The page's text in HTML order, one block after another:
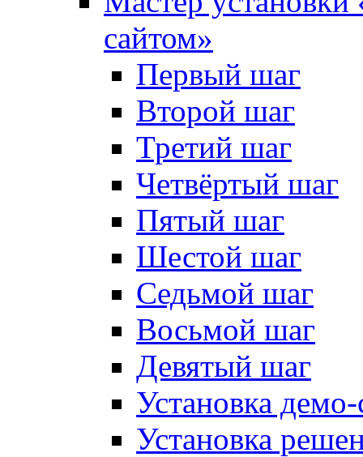
сайтом»
Первый шаг
Второй шаг
Третий шаг
Четвёртый шаг
Пятый шаг
Шестой шаг
Седьмой шаг
Восьмой шаг
Девятый шаг
Установка
Установка